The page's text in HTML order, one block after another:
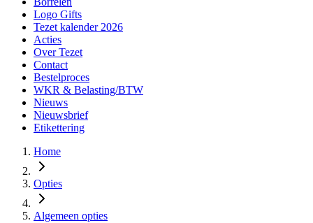
Logo Gifts
Tezet kalender 2026
Acties
Over Tezet
Contact
Bestelproces
WKR & Belasting/BTW
Nieuws
Nieuwsbrief
Etikettering
Home
Opties
Algemeen opties